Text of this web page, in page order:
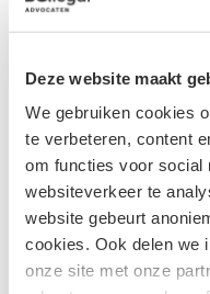
Deze website maakt
We gebruiken cookies
te verbeteren, content
om functies voor social
websiteverkeer te
website gebeurt
cookies. Ook delen we
onze site met onze
Belang voor
merkbescherming
houd de termijn
registratie in de
commercieel
facturen of
zorg dat u voor
diensten